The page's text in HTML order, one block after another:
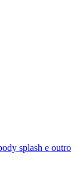
splash e outro